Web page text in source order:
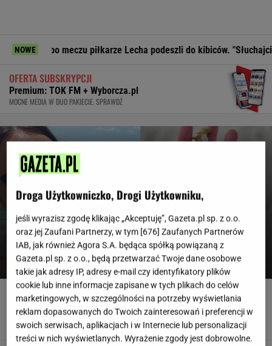
NOWE
meczu piłkarze Lecha podeszli do kibiców. "Słuchajcie!"
OFERTA SUBSKRYPCJI
Premium: TOK FM + Wyborcza.pl
MOCNE MEDIA W DUO PAKIECIE. SPRAWDŹ
Pojechałam na Malediwy i
pomogłam w odbudowie rafy koralowej.
Turyści też mogą to zrobić
NATALIA KONDRATIUK-ŚWIERUBSKA
Muzułmanin i narodowiec. Kim jest
raper, który wystąpił przed Nawrockim?
Droga Użytkowniczko, Drogi Użytkowniku,
jeśli wyrazisz zgodę klikając „Akceptuję”, Gazeta.pl sp. z o.o.
oraz jej Zaufani Partnerzy, w tym [676] Zaufanych Partnerów
IAB, jak również Agora S.A. będąca spółką powiązaną z
Gazeta.pl sp. z o.o., będą przetwarzać Twoje dane osobowe
takie jak adresy IP, adresy e-mail czy identyfikatory plików
cookie lub inne informacje zapisane w tych plikach do celów
marketingowych, w szczególności na potrzeby wyświetlania
reklam dopasowanych do Twoich zainteresowań i preferencji w
swoich serwisach, aplikacjach i w Internecie lub personalizacji
treści w nich wyświetlanych. Wyrażenie zgody jest dobrowolne.